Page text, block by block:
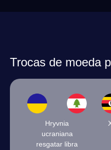
Trocas de moeda
Hryvnia
ucraniana
resgatar libra